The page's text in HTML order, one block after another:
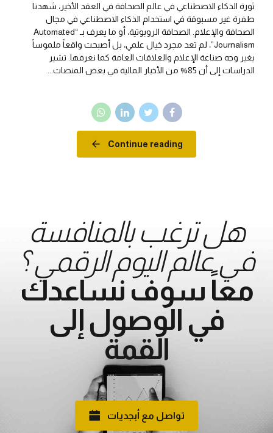
ثورة الذكاء الاصطناعي في عالم الصحافة في العقد الأخير، شهدنا
طفرة غير مسبوقة في استخدام الذكاء الاصطناعي في مجال
الصحافة والإعلام. الصحافة الروبوتية، أو ما يعرف بـ “Automated
Journalism”، لم تعد مجرد خيال علمي، بل أصبحت واقعاً ملموساً
يغير وجه صناعة الإعلام والعلاقات العامة كما نعرفها. تشير
الدراسات إلى أن 85% من الأخبار المالية في بعض المنصات...
Continue reading
هل ترغب بالمنافسة
في عالم اليوم الرقمي ؟
معاً سوف نساعدك
في الوصول إلى
القمة
تواصل مع أبجديات